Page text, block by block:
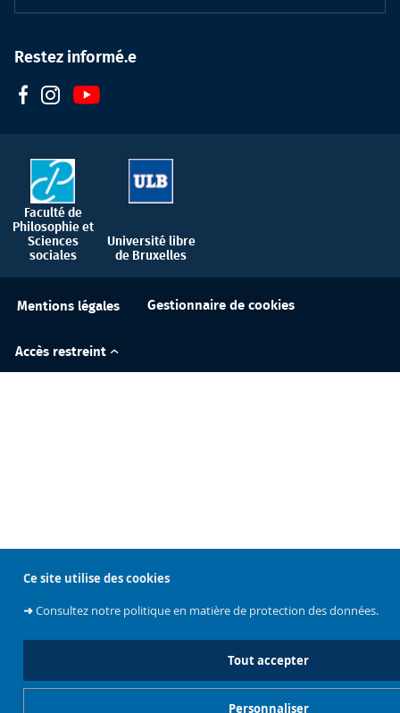
Ce site utilise des cookies
➜Consultez notre politique en matière de protection des données.
Tout accepter
Personnaliser
Restez informé.e
Faculté de
Philosophie et
Sciences
sociales
Université libre
de Bruxelles
Mentions légales Gestionnaire de cookies
Accès restreint